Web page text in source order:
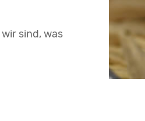
wir sind, was